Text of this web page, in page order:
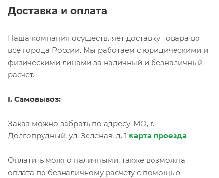
Доставка и оплата
Наша компания осуществляет доставку товара во
все города России. Мы работаем с юридическими и
физическими лицами за наличный и безналичный
расчет.
I. Самовывоз:
Заказ можно забрать по адресу: МО, г.
Долгопрудный, ул. Зеленая, д. 1 Карта проезда
Оплатить можно наличными, также возможна
оплата по безналичному расчету с помощью